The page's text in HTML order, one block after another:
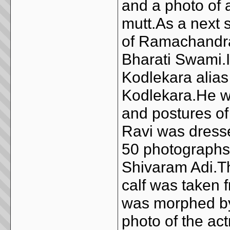
and a photo of
mutt.As a next
of
Bharati
Kodlekara
Kodlekara.He
and postures
Ravi was
50
Shivaram
calf was taken
was morphed
photo of the